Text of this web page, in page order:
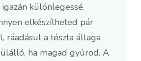
különlegessé.
elkészítheted pár
ráadásul a tészta állaga
ha magad gyúrod. A